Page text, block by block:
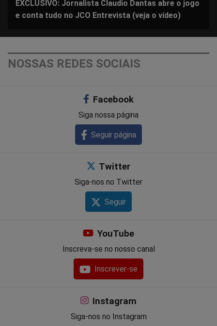
EXCLUSIVO: Jornalista Claudio Dantas abre o jogo
e conta tudo no JCO Entrevista (veja o vídeo)
NOSSAS REDES SOCIAIS
Facebook
Siga nossa página
Seguir página
Twitter
Siga-nos no Twitter
Seguir
YouTube
Inscreva-se no nosso canal
Inscrever-se
Instagram
Siga-nos no Instagram